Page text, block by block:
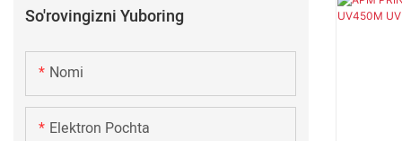
So'rovingizni Yuboring
Nomi
Elektron Pochta